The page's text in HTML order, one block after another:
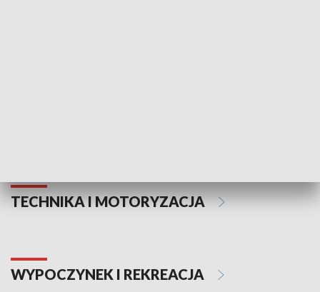
TECHNIKA I MOTORYZACJA
WYPOCZYNEK I REKREACJA